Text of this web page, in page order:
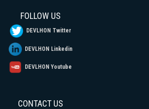
FOLLOW US
DEVLHON Twitter
DEVLHON Linkedin
DEVLHON Youtube
CONTACT US